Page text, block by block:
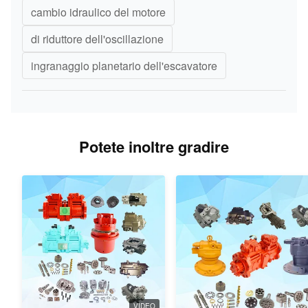
cambio idraulico del motore
di riduttore dell'oscillazione
ingranaggio planetario dell'escavatore
Potete inoltre gradire